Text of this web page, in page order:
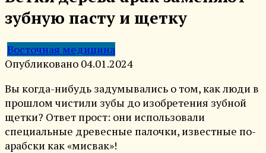
зубную пасту и щетку
Восточная медицина
Опубликовано 04.01.2024
Вы когда-нибудь задумывались о том, как люди в
прошлом чистили зубы до изобретения зубной
щетки? Ответ прост: они использовали
специальные древесные палочки, известные по-
арабски как «мисвак»!